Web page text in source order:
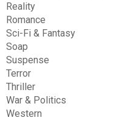
Reality
Romance
Sci-Fi & Fantasy
Soap
Suspense
Terror
Thriller
War & Politics
Western